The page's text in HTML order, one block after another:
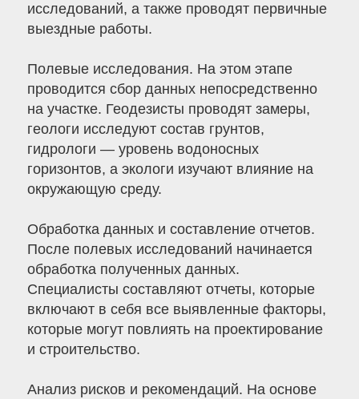
исследований, а также проводят первичные
выездные работы.
Полевые исследования. На этом этапе
проводится сбор данных непосредственно
на участке. Геодезисты проводят замеры,
геологи исследуют состав грунтов,
гидрологи — уровень водоносных
горизонтов, а экологи изучают влияние на
окружающую среду.
Обработка данных и составление отчетов.
После полевых исследований начинается
обработка полученных данных.
Специалисты составляют отчеты, которые
включают в себя все выявленные факторы,
которые могут повлиять на проектирование
и строительство.
Анализ рисков и рекомендаций. На основе